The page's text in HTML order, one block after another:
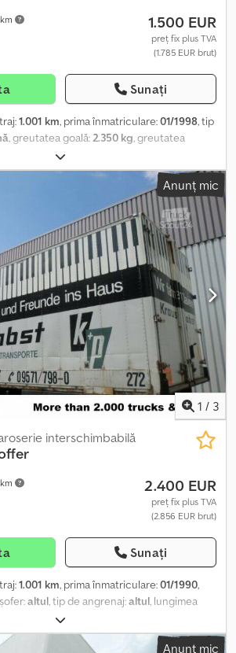
1.500 EUR
preț fix plus TVA
(1.785 EUR brut)
Sunați
1.001 km, prima înmatriculare:01/1998, tip
, greutatea goală:2.350 kg, greutatea
, greutate totală:
altul, tip de angrenaj:altul, volumul
, lungimea spațiului de încărcare:
2.480 mm, înălțime
, An de fabricație:1998, Locație
portal, plafon luminos Crodpfsvhhntox
caroserie tip box pentru mobilă, 2 x șine de
DESPRE ACCESORII FĂRĂ GARANȚIE,
și erori rezervate!
Anunț mic
1 / 3
interschimbabilă
2.400 EUR
preț fix plus TVA
(2.856 EUR brut)
Sunați
1.001 km, prima înmatriculare:01/1990,
altul, tip de angrenaj:altul, lungimea
6.900 mm, lățimea spațiului de încărcare:
de încărcare:2.420 mm, An de
Anunț mic